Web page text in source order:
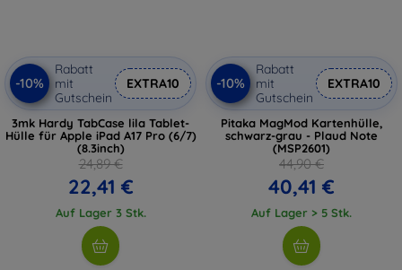
-10%
Rabatt
mit
Gutschein
EXTRA10
3mk Hardy TabCase lila Tablet-
Hülle für Apple iPad A17 Pro (6/7)
(8.3inch)
24,89 €
22,41 €
Auf Lager 3 Stk.
-10%
Rabatt
mit
Gutschein
EXTRA10
Pitaka MagMod Kartenhülle,
schwarz-grau - Plaud Note
(MSP2601)
44,90 €
40,41 €
Auf Lager > 5 Stk.